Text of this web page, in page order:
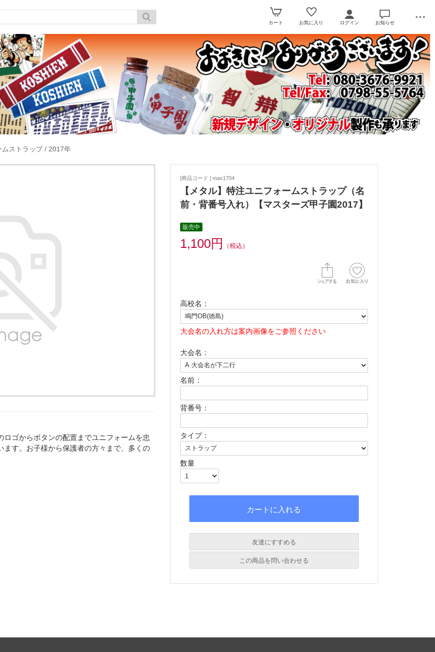
カート お気に入り ログイン お知らせ
ストラップ/ 2017年
ゴからボタンの配置までユニフォームを忠
す。お子様から保護者の方々まで、多くの
[商品コード ] mas1704
【メタル】特注ユニフォームストラップ（名
前・背番号入れ）【マスターズ甲子園2017】
販売中
1,100円 （税込）
高校名：
大会名の入れ方は案内画像をご参照ください
大会名：
名前：
背番号：
タイプ：
数量
友達にすすめる
必須
この商品を問い合わせる